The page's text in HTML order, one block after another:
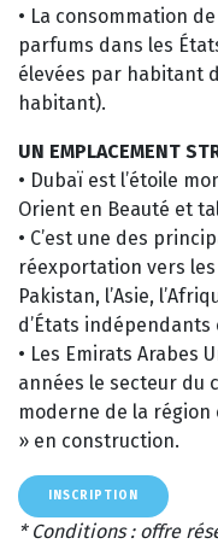
• La consommation
parfums dans les
élevées par habitant
habitant).
UN EMPLACEMENT
• Dubaï est l’étoile
Orient en Beauté et
• C’est une des
réexportation vers les
Pakistan, l’Asie,
d’États indépendants
• Les Emirats Arabes
années le secteur du
moderne de la région
» en construction.
INSCRIPTION
* Conditions : offre